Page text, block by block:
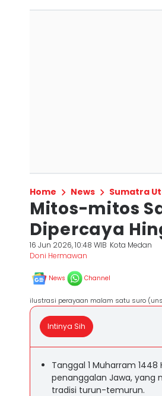
Home News Sumatra
Mitos-mitos
Dipercaya
16 Jun 2026, 10:48 WIB Kota Medan
Doni Hermawan
News Channel
ilustrasi perayaan malam satu suro
Intinya Sih
Tanggal 1 Muharram
penanggalan Jawa, yang
tradisi turun-temurun.